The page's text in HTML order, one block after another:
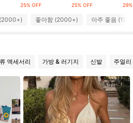
워
워
25% OFF 25% OFF
좋아함 (2000+) 아주 좋음
액세서리 가방 & 러기지 신발 주얼